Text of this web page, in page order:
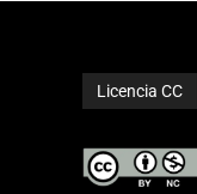
Licencia CC